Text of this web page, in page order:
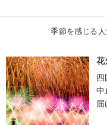
季節を感じる
花
四
中
届